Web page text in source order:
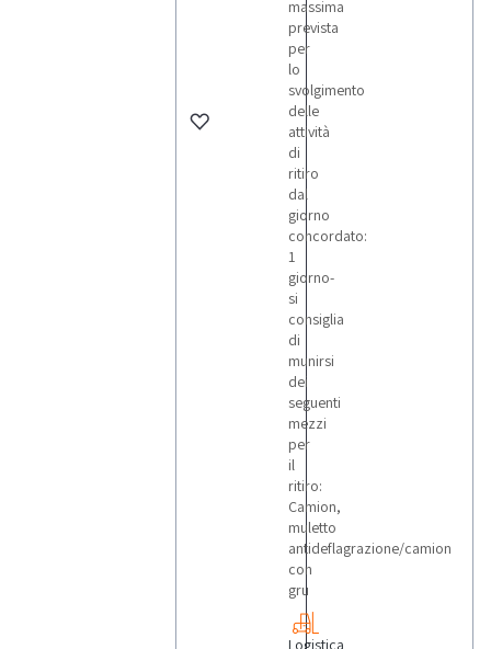
massima
prevista
per
lo
svolgimento
delle
attività
di
ritiro
dal
giorno
concordato:
1
giorno-
si
consiglia
di
munirsi
dei
seguenti
mezzi
per
il
ritiro:
Camion,
muletto
antideflagrazione/camion
con
gru
Logistica